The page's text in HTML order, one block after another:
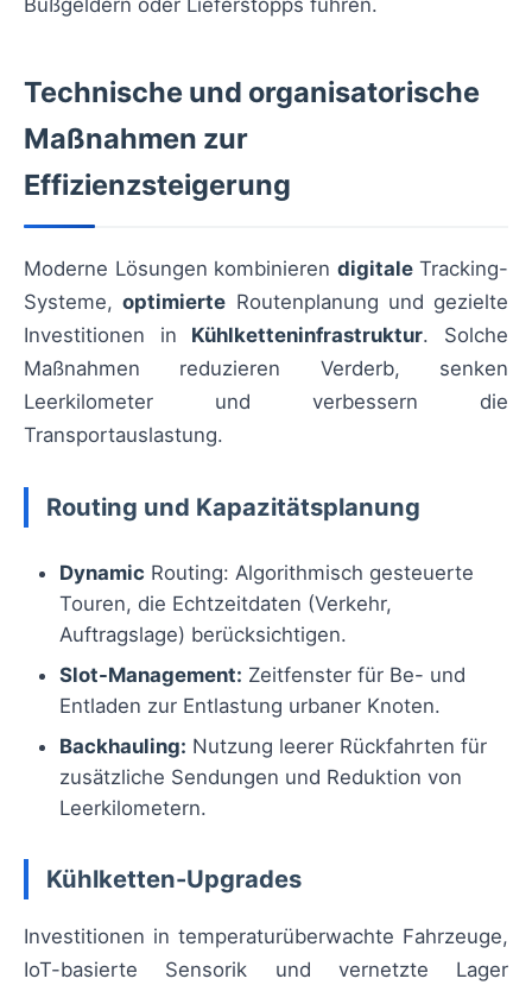
Bußgeldern oder Lieferstopps führen.
Technische und organisatorische
Maßnahmen zur
Effizienzsteigerung
Moderne Lösungen kombinieren digitaleTracking-
Systeme,optimierte Routenplanung und gezielte
Investitionen in Kühlketteninfrastruktur. Solche
Maßnahmen reduzieren Verderb, senken
Leerkilometer und verbessern die
Transportauslastung.
Routing und Kapazitätsplanung
Dynamic Routing: Algorithmisch gesteuerte
Touren, die Echtzeitdaten (Verkehr,
Auftragslage) berücksichtigen.
Slot-Management: Zeitfenster für Be- und
Entladen zur Entlastung urbaner Knoten.
Backhauling: Nutzung leerer Rückfahrten für
zusätzliche Sendungen und Reduktion von
Leerkilometern.
Kühlketten-Upgrades
Investitionen in temperaturüberwachte Fahrzeuge,
IoT-basierte Sensorik und vernetzte Lager